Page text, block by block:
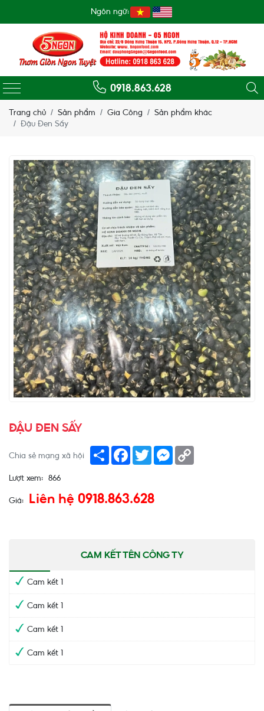
Ngôn ngữ:
0918.863.628
Trang chủ Sản phẩm Gia Công
Sản phẩm khác
Đậu Đen Sấy
ĐẬU ĐEN SẤY
Chia sẻ mạng xã hội
Share Facebook
Twitter Messenger
Lượt xem: 866
Giá: Liên hệ 0918.863.628
​​​​​​​CAM KẾT TÊN CÔNG TY
Cam kết 1
Cam kết 1
Cam kết 1
Cam kết 1